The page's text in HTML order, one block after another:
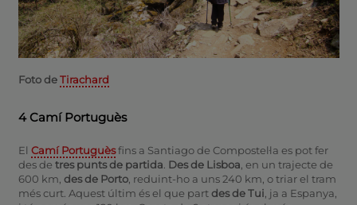
Foto deTirachard
4 Camí Portuguès
El Camí Portuguèsfins a Santiago de Compostel·la es pot fer
des de tres punts de partida Des de Lisboa , en un trajecte de
600 km, des de Porto, reduint-ho a uns 240 km, o triar el tram
més curt. Aquest últim és el que partdes de Tui , ja a Espanya,